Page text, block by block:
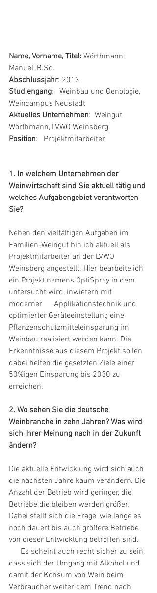
Name, Vorname, Titel: Wörthmann,
Manuel, B.Sc.
Abschlussjahr: 2013
Studiengang:   Weinbau und Oenologie,
Weincampus Neustadt
Aktuelles Unternehmen:  Weingut
Wörthmann, LVWO Weinsberg
Position:   Projektmitarbeiter
1. In welchem Unternehmen der
Weinwirtschaft sind Sie aktuell tätig und
welches Aufgabengebiet verantworten
Sie?
Neben den vielfältigen Aufgaben im
Familien-Weingut bin ich aktuell als
Projektmitarbeiter an der LVWO
Weinsberg angestellt. Hier bearbeite ich
ein Projekt namens OptiSpray in dem
untersucht wird, inwiefern mit
moderner      Applikationstechnik und
optimierter Geräteeinstellung eine
Pflanzenschutzmitteleinsparung im
Weinbau realisiert werden kann. Die
Erkenntnisse aus diesem Projekt sollen
dabei helfen die gesetzten Ziele einer
50%igen Einsparung bis 2030 zu
erreichen.
2. Wo sehen Sie die deutsche
Weinbranche in zehn Jahren? Was wird
sich Ihrer Meinung nach in der Zukunft
ändern?
Die aktuelle Entwicklung wird sich auch
die nächsten Jahre kaum verändern. Die
Anzahl der Betrieb wird geringer, die
Betriebe die bleiben werden größer.
Dabei stellt sich die Frage, wie lange es
noch dauert bis auch größere Betriebe
von dieser Entwicklung betroffen sind.
dass sich der Umgang mit Alkohol und
damit der Konsum von Wein beim
Verbraucher weiter dem Trend nach